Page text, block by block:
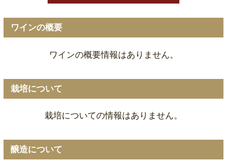
ワインの概要
ワインの概要情報はありません。
栽培について
栽培についての情報はありません。
醸造について